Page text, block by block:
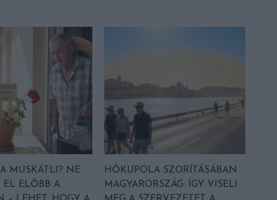
MUSKÁTLI? NE
EL ELŐBB A
HŐKUPOLA SZORÍTÁSÁBAN
MAGYARORSZÁG: ÍGY VISELI